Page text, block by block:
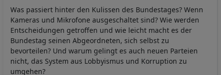
Was passiert hinter den Kulissen des Bundestages? Wenn
Kameras und Mikrofone ausgeschaltet sind? Wie werden
Entscheidungen getroffen und wie leicht macht es der
Bundestag seinen Abgeordneten, sich selbst zu
bevorteilen? Und warum gelingt es auch neuen Parteien
nicht, das System aus Lobbyismus und Korruption zu
umgehen?